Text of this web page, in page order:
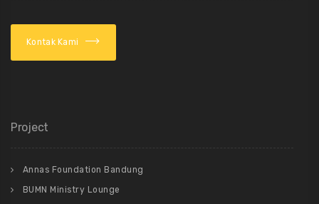
Kontak Kami
Project
Annas Foundation Bandung
BUMN Ministry Lounge